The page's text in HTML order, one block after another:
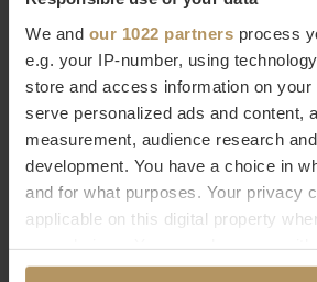
We and our 1022 partners process
e.g. your IP-number, using
store and access information on your
serve personalized ads and content,
measurement, audience research
development. You have a choice in
and for what purposes. Your privacy
applicable on this digital property
any time from the Cookie
EETTAFEL MELCHIOR -
WASHED OAK VENEER -
ROUND